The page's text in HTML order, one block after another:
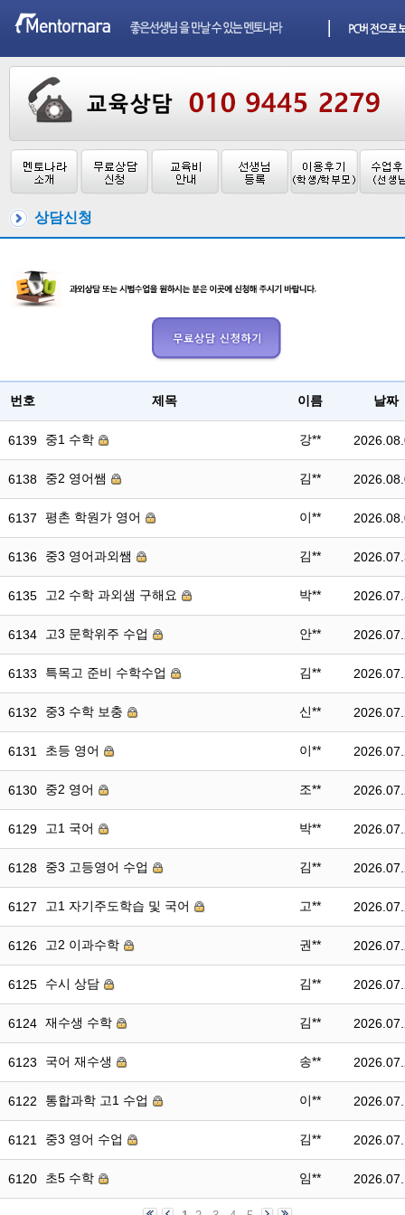
상담신청
번호 제목 이름 날짜
6139 중1 수학 강**
6138 중2 영어쌤 김**
6137 평촌 학원가 영어 이**
6136 중3 영어과외쌤 김**
6135 고2 수학 과외샘 구해요 박**
6134 고3 문학위주 수업 안**
6133 특목고 준비 수학수업 김**
6132 중3 수학 보충 신**
6131 초등 영어 이**
6130 중2 영어 조**
6129 고1 국어 박**
6128 중3 고등영어 수업 김**
6127 고1 자기주도학습 및 국어 고**
6126 고2 이과수학 권**
6125 수시 상담 김**
6124 재수생 수학 김**
6123 국어 재수생 송**
6122 통합과학 고1 수업 이**
6121 중3 영어 수업 김**
6120 초5 수학 임**